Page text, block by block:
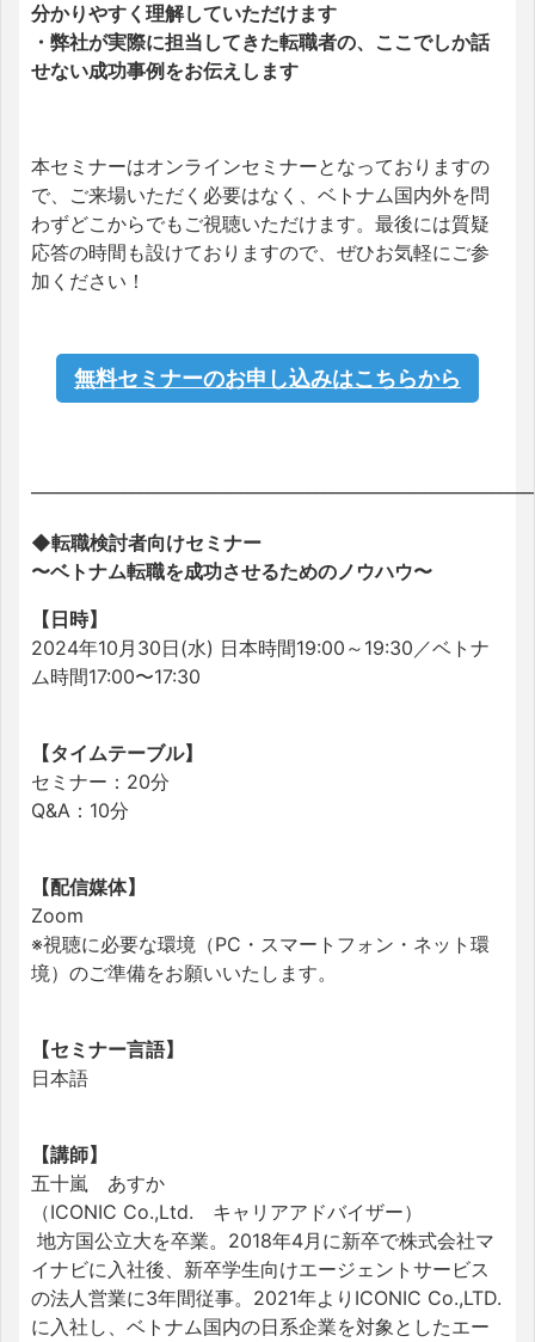
分かりやすく理解していただけます
・弊社が実際に担当してきた転職者の、ここでしか話
せない成功事例をお伝えします
本セミナーはオンラインセミナーとなっておりますの
で、ご来場いただく必要はなく、ベトナム国内外を問
わずどこからでもご視聴いただけます。最後には質疑
応答の時間も設けておりますので、ぜひお気軽にご参
加ください！
無料セミナーのお申し込みはこちらから
◆転職検討者向けセミナー
〜ベトナム転職を成功させるためのノウハウ〜
【日時】
2024年10月30日(水) 日本時間19:00～19:30／ベトナ
ム時間17:00〜17:30
【タイムテーブル】
セミナー：20分
Q&A：10分
【配信媒体】
Zoom
※視聴に必要な環境（PC・スマートフォン・ネット環
境）のご準備をお願いいたします。
【セミナー言語】
日本語
【講師】
五十嵐 あすか
（ICONIC Co.,Ltd. キャリアアドバイザー）
地方国公立大を卒業。 2018年4月に新卒で株式会社マ
イナビに入社後、 新卒学生向けエージェントサービス
の法人営業に3年間従事。 2021年よりICONIC Co.,LTD.
に入社し、 ベトナム国内の日系企業を対象としたエー